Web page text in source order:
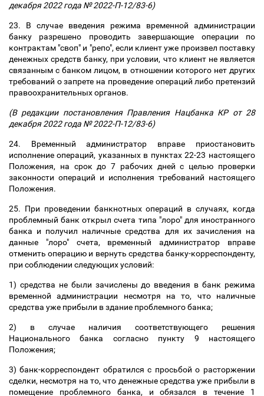
декабря 2022 года № 2022-П-12/83-6)
23. В случае введения режима временной администрации
банку разрешено проводить завершающие операции по
контрактам "своп" и "репо", если клиент уже произвел поставку
денежных средств банку, при условии, что клиент не является
связанным с банком лицом, в отношении которого нет других
требований о запрете на проведение операций либо претензий
правоохранительных органов.
(В редакции постановления Правления Нацбанка КР от 28
декабря 2022 года № 2022-П-12/83-6)
24. Временный администратор вправе приостановить
исполнение операций, указанных в пунктах 22-23 настоящего
Положения, на срок до 7 рабочих дней с целью проверки
законности операций и исполнения требований настоящего
Положения.
25. При проведении банкнотных операций в случаях, когда
проблемный банк открыл счета типа "лоро" для иностранного
банка и получил наличные средства для их зачисления на
данные "лоро" счета, временный администратор вправе
отменить операцию и вернуть средства банку-корреспонденту,
при соблюдении следующих условий:
1) средства не были зачислены до введения в банк режима
временной администрации несмотря на то, что наличные
средства уже прибыли в здание проблемного банка;
2) в случае наличия соответствующего решения
Национального банка согласно пункту 9 настоящего
Положения;
3) банк-корреспондент обратился с просьбой о расторжении
сделки, несмотря на то, что денежные средства уже прибыли в
помещение проблемного банка, и обязался в течение 1